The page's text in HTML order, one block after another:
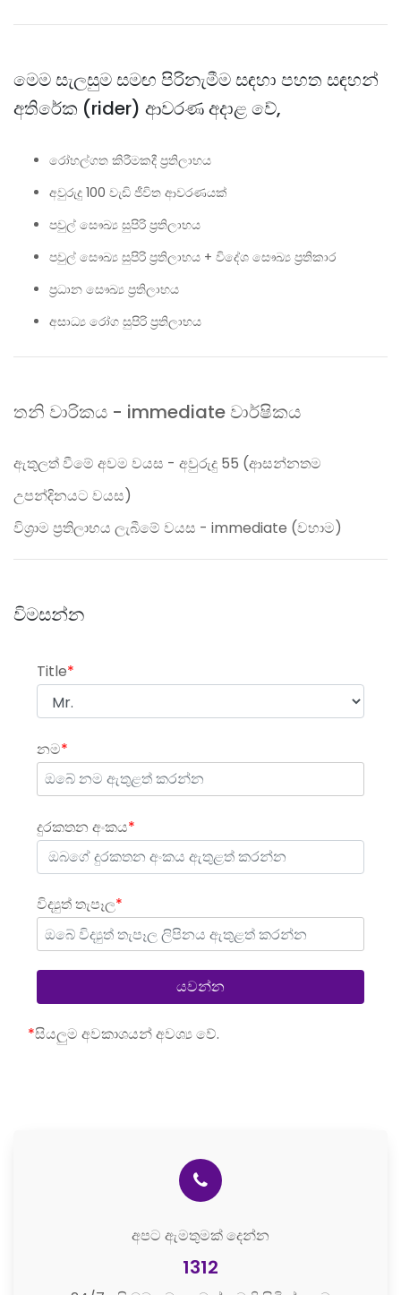
මෙම සැලසුම සමඟ පිරිනැමීම සඳහා පහත සඳහන්
අතිරේක (rider) ආවරණ අදාළ වේ,
රෝහල්ගත කිරීමකදී ප‍්‍රතිලාභය
අවුරුදු 100 වැඩි ජීවිත ආවරණයක්
පවුල් සෞඛ්‍ය සුපිරි ප‍්‍රතිලාභය
පවුල් සෞඛ්‍ය සුපිරි ප‍්‍රතිලාභය + විදේශ සෞඛ්‍ය ප‍්‍රතිකාර
ප‍්‍රධාන සෞඛ්‍ය ප‍්‍රතිලාභය
අසාධ්‍ය රෝග සුපිරි ප‍්‍රතිලාභය
තනි වාරිකය - immediate වාර්ෂිකය
ඇතුලත් වීමේ අවම වයස - අවුරුදු 55 (ආසන්නතම
උපන්දිනයට වයස)
විශ‍්‍රාම ප‍්‍රතිලාභය ලැබීමේ වයස - immediate (වහාම)
විමසන්න
Title*
නම*
දුරකතන අංකය*
විද්‍යුත් තැපෑල*
*සියලුම අවකාශයන් අවශ්‍ය වේ.
අපට ඇමතුමක් දෙන්න
1312